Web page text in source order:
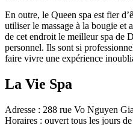
En outre, le Queen spa est fier
utiliser le massage à la bougie
de cet endroit le meilleur spa de
personnel. Ils sont si
faire vivre une expérience
La Vie Spa
Adresse : 288 rue Vo Nguyen
Horaires : ouvert tous les jours